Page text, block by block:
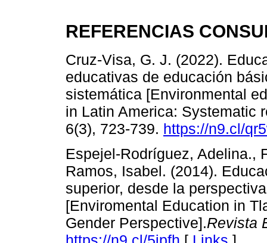
REFERENCIAS
Cruz-Visa, G. J. (2022).
educativas de educación
sistemática [Environmental
in Latin America: Systematic
6(3), 723-739. https://n9.cl/
Espejel-Rodríguez, Adelina.,
Ramos, Isabel. (2014).
superior, desde la
[Enviromental Education in
Gender Perspective].Revista